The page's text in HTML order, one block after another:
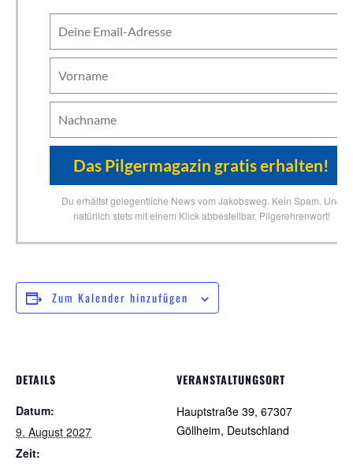
Du erhältst gelegentliche News vom Jakobsweg. Kein Spam. Und
natürlich stets mit einem Klick abbestellbar. Pilgerehrenwort!
Zum Kalender hinzufügen
DETAILS
Datum:
9. August 2027
Zeit:
VERANSTALTUNGSORT
Hauptstraße 39, 67307
Göllheim, Deutschland